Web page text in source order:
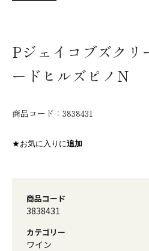
Pジェイコブズクリ
ードヒルズピノN
商品コード： 3838431
★お気に入りに追加
商品コード
3838431
カテゴリー
ワイン